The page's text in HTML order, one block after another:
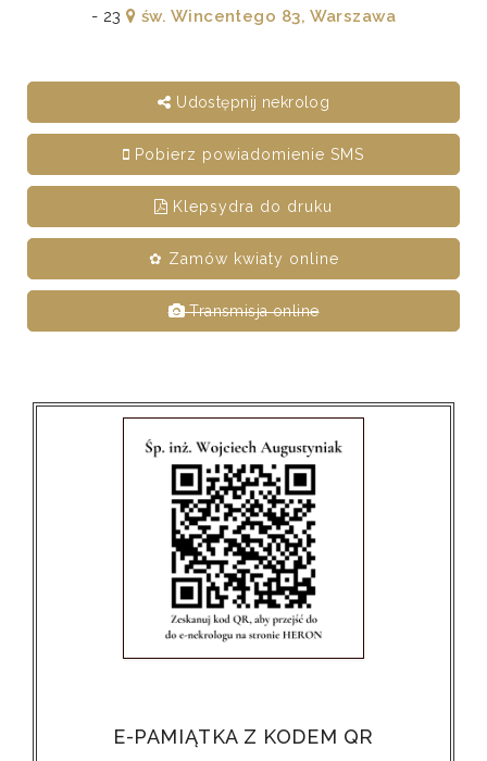
- 23
św. Wincentego 83, Warszawa
Udostępnij nekrolog
Pobierz powiadomienie SMS
Klepsydra do druku
✿ Zamów kwiaty online
Transmisja online
E-PAMIĄTKA Z KODEM QR